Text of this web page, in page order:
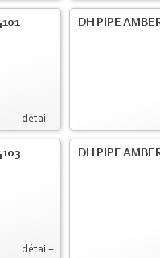
détail+
DH PIPE
détail+
DH PIPE